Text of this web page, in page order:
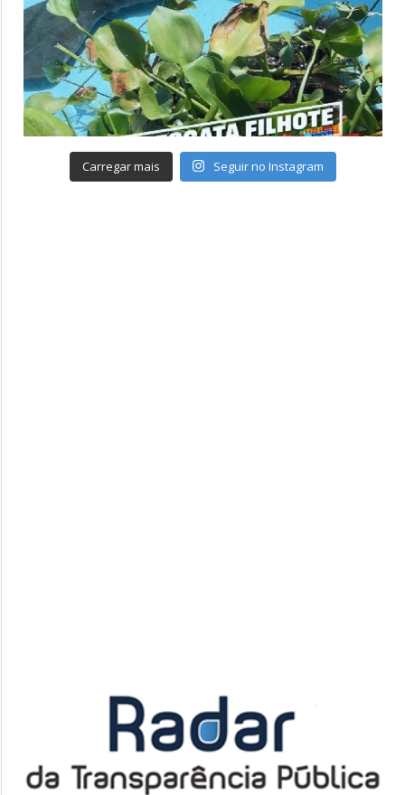
Carregar mais Seguir no Instagram